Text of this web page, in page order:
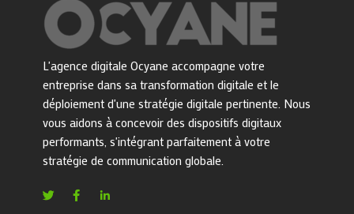
L'agence digitale Ocyane accompagne votre
entreprise dans sa transformation digitale et le
déploiement d'une stratégie digitale pertinente. Nous
vous aidons à concevoir des dispositifs digitaux
performants, s'intégrant parfaitement à votre
stratégie de communication globale.